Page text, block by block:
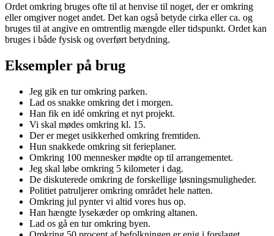
Ordet omkring bruges ofte til at henvise til noget, der er omkring
eller omgiver noget andet. Det kan også betyde cirka eller ca. og
bruges til at angive en omtrentlig mængde eller tidspunkt. Ordet kan
bruges i både fysisk og overført betydning.
Eksempler på brug
Jeg gik en tur omkring parken.
Lad os snakke omkring det i morgen.
Han fik en idé omkring et nyt projekt.
Vi skal mødes omkring kl. 15.
Der er meget usikkerhed omkring fremtiden.
Hun snakkede omkring sit ferieplaner.
Omkring 100 mennesker mødte op til arrangementet.
Jeg skal løbe omkring 5 kilometer i dag.
De diskuterede omkring de forskellige løsningsmuligheder.
Politiet patruljerer omkring området hele natten.
Omkring jul pynter vi altid vores hus op.
Han hængte lysekæder op omkring altanen.
Lad os gå en tur omkring byen.